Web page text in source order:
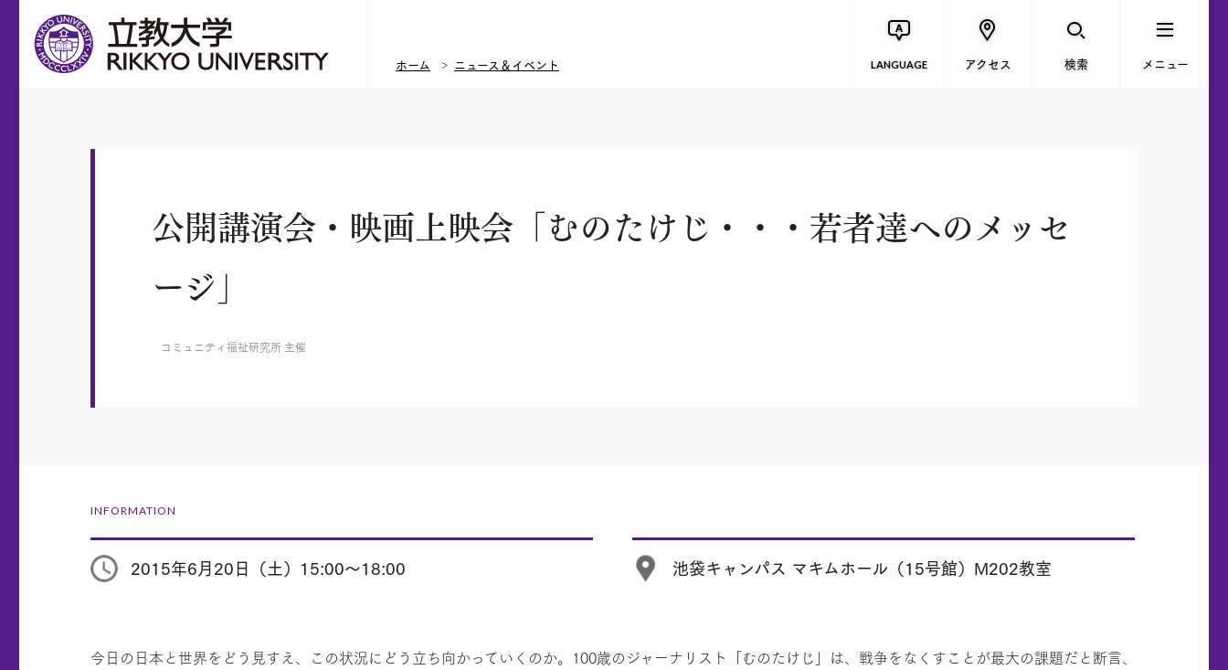
ホーム ニュース＆イベント LANGUAGE アクセス 検索 メニュー
公開講演会・映画上映会「むのたけじ・・・若者達へのメッセ
ージ」
コミュニティ福祉研究所 主催
INFORMATION
2015年6月20日（土）15:00～18:00 池袋キャンパス マキムホール（15号館）M202教室
今日の日本と世界をどう見すえ、この状況にどう立ち向かっていくのか。100歳のジャーナリスト「むのたけじ」は、戦争をなくすことが最大の課題だと断言、